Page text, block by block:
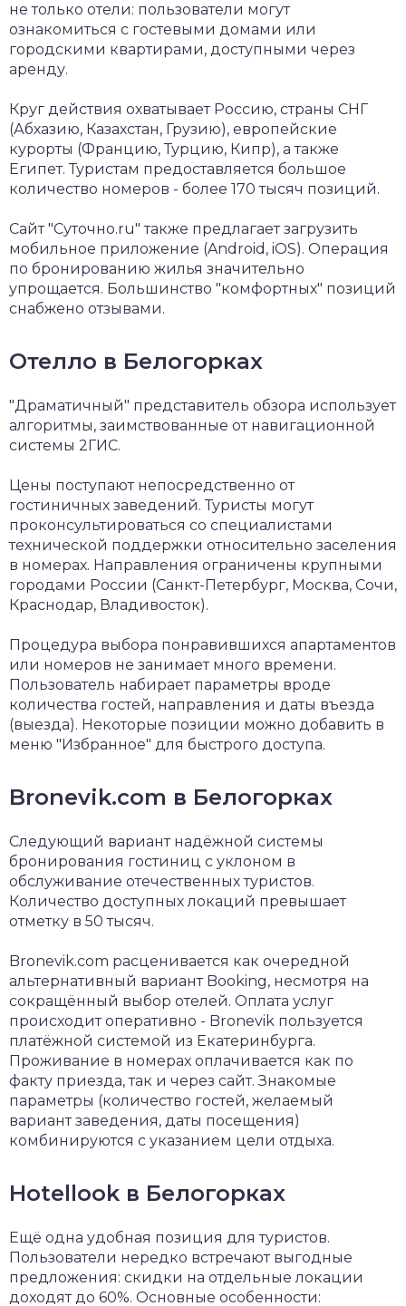
не только отели: пользователи могут
ознакомиться с гостевыми домами или
городскими квартирами, доступными через
аренду.
Круг действия охватывает Россию, страны СНГ
(Абхазию, Казахстан, Грузию), европейские
курорты (Францию, Турцию, Кипр), а также
Египет. Туристам предоставляется большое
количество номеров - более 170 тысяч позиций.
Сайт "Суточно.ru" также предлагает загрузить
мобильное приложение (Android, iOS). Операция
по бронированию жилья значительно
упрощается. Большинство "комфортных" позиций
снабжено отзывами.
Отелло в Белогорках
"Драматичный" представитель обзора использует
алгоритмы, заимствованные от навигационной
системы 2ГИС.
Цены поступают непосредственно от
гостиничных заведений. Туристы могут
проконсультироваться со специалистами
технической поддержки относительно заселения
в номерах. Направления ограничены крупными
городами России (Санкт-Петербург, Москва, Сочи,
Краснодар, Владивосток).
Процедура выбора понравившихся апартаментов
или номеров не занимает много времени.
Пользователь набирает параметры вроде
количества гостей, направления и даты въезда
(выезда). Некоторые позиции можно добавить в
меню "Избранное" для быстрого доступа.
Bronevik.com в Белогорках
Следующий вариант надёжной системы
бронирования гостиниц с уклоном в
обслуживание отечественных туристов.
Количество доступных локаций превышает
отметку в 50 тысяч.
Bronevik.com расценивается как очередной
альтернативный вариант Booking, несмотря на
сокращённый выбор отелей. Оплата услуг
происходит оперативно - Bronevik пользуется
платёжной системой из Екатеринбурга.
Проживание в номерах оплачивается как по
факту приезда, так и через сайт. Знакомые
параметры (количество гостей, желаемый
вариант заведения, даты посещения)
комбинируются с указанием цели отдыха.
Hotellook в Белогорках
Ещё одна удобная позиция для туристов.
Пользователи нередко встречают выгодные
предложения: скидки на отдельные локации
доходят до 60%. Основные особенности: